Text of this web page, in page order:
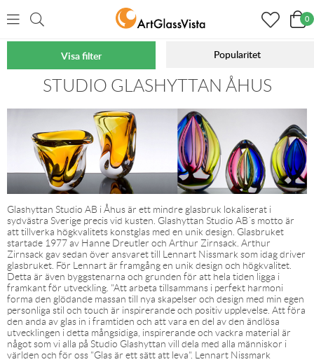
0
STUDIO GLASHYTTAN ÅHUS
Glashyttan Studio AB i Åhus är ett mindre glasbruk lokaliserat i
sydvästra Sverige precis vid kusten. Glashyttan Studio AB´s motto är
att tillverka högkvalitets konstglas med en unik design. Glasbruket
startade 1977 av Hanne Dreutler och Arthur Zirnsack. Arthur
Zirnsack gav sedan över ansvaret till Lennart Nissmark som idag driver
glasbruket. För Lennart är framgång en unik design och högkvalitet.
Detta är även byggstenarna och grunden för att hela tiden ligga i
framkant för utveckling. "Att arbeta tillsammans i perfekt harmoni
forma den glödande massan till nya skapelser och design med min egen
personliga stil och touch är inspirerande och positiv upplevelse. Att föra
den anda av glas in i framtiden och att vara en del av den ändlösa
utvecklingen i detta mångsidiga, inspirerande och vackra material är
något som vi alla på Studio Glashyttan vill dela med alla människor i
världen och för oss "Glas är ett sätt att leva". Lennart Nissmark
Visa filter Popularitet